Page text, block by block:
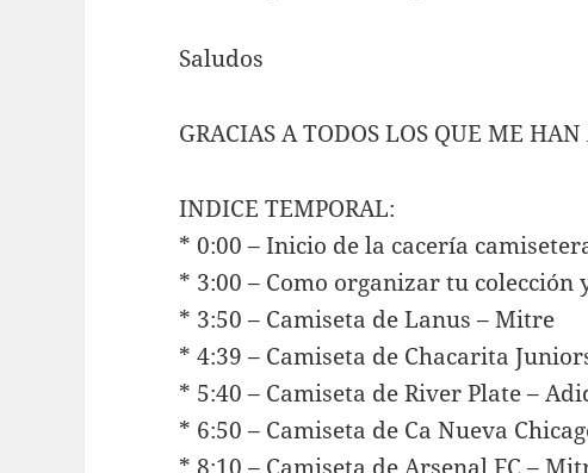
Saludos
GRACIAS A TODOS LOS QUE ME
INDICE TEMPORAL:
* 0:00 – Inicio de la cacería
* 3:00 – Como organizar tu colección
* 3:50 – Camiseta de Lanus – Mitre
* 4:39 – Camiseta de Chacarita
* 5:40 – Camiseta de River Plate –
* 6:50 – Camiseta de Ca Nueva